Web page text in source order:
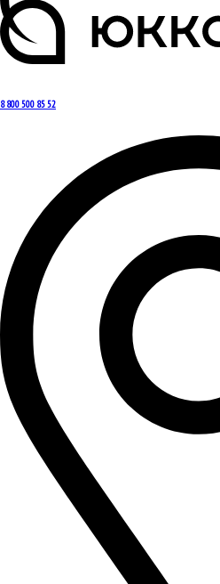
8 800 500 85 52